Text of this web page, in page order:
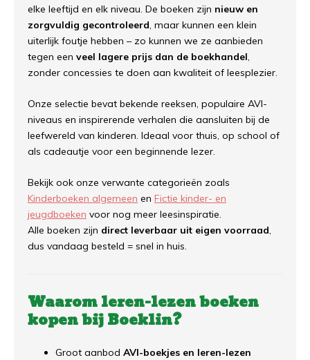
elke leeftijd en elk niveau. De boeken zijn nieuw en
zorgvuldig gecontroleerd, maar kunnen een klein
uiterlijk foutje hebben – zo kunnen we ze aanbieden
tegen een veel lagere prijs dan de boekhandel,
zonder concessies te doen aan kwaliteit of leesplezier.
Onze selectie bevat bekende reeksen, populaire AVI-
niveaus en inspirerende verhalen die aansluiten bij de
leefwereld van kinderen. Ideaal voor thuis, op school of
als cadeautje voor een beginnende lezer.
Bekijk ook onze verwante categorieën zoals
Kinderboeken algemeen en Fictie kinder- en
jeugdboeken voor nog meer leesinspiratie.
Alle boeken zijn direct leverbaar uit eigen voorraad,
dus vandaag besteld = snel in huis.
Waarom leren-lezen boeken
kopen bij Boeklin?
Groot aanbod AVI-boekjes en leren-lezen